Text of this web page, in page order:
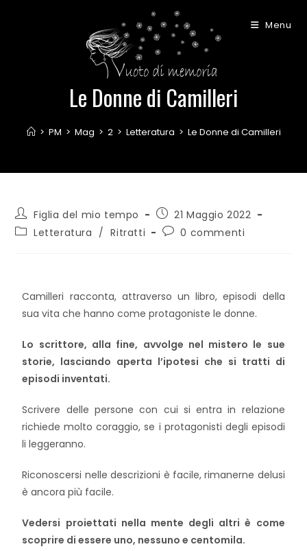
Menu
Le Donne di Camilleri
> PM > Mag > 2 > Letteratura > Le Donne di Camilleri
Figlia del mio tempo
21 Maggio 2022
Letteratura / Ritratti 0 commenti
Camilleri racconta, attraverso un libro, episodi della
sua vita che hanno come protagoniste le donne.
Lo scrittore, alla fine, avvolge nel mistero le sue
storie, lasciando aperta l’ipotesi che si tratti di
episodi inventati.
Scrivere delle persone con cui si entra in relazione
richiede molto coraggio, se i protagonisti degli episodi
li leggeranno.
Riconoscersi nelle descrizioni è facile, rimanerne delusi
è ancora più facile.
Vedersi proiettati nella mente degli altri è come
scoprire di essere uno, nessuno e centomila.